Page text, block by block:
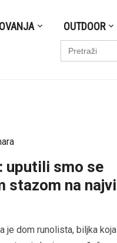
OUTDOOR
Search
for:
uputili smo se
stazom na
je dom runolista, biljka